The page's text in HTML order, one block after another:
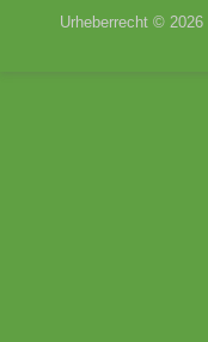
Urheberrecht © 2026